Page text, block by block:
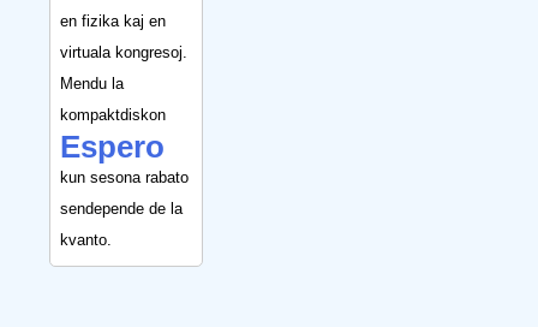
en fizika kaj en
virtuala kongresoj.
Mendu la
kompaktdiskon
Espero
kun sesona rabato
sendepende de la
kvanto.